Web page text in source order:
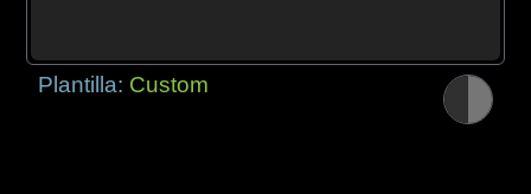
Plantilla: Custom